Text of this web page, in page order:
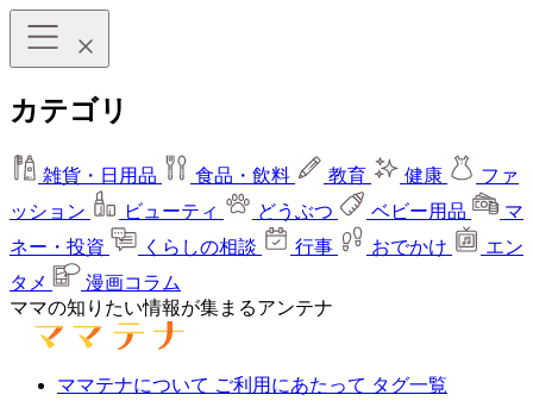
カテゴリ
雑貨・日用品 食品・飲料 教育 健康
ファ
ッション
ビューティ どうぶつ ベビー用品
マ
ネー・投資
くらしの相談 行事 おでかけ
エン
タメ
漫画コラム
ママの知りたい情報が集まるアンテナ
ママテナについて ご利用にあたって タグ一覧